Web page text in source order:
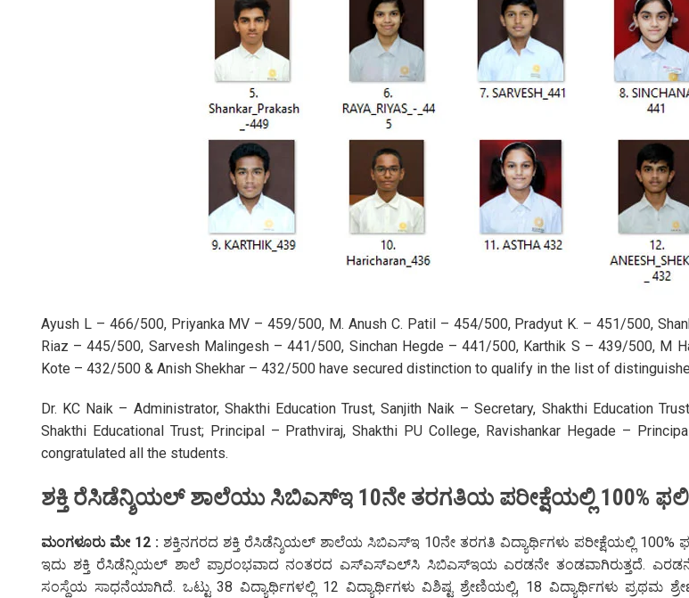
Ayush L – 466/500, Priyanka MV – 459/500, M. Anush C. Patil – 454/500, Pradyut K. – 451/500,
Riaz – 445/500, Sarvesh Malingesh – 441/500, Sinchan Hegde – 441/500, Karthik S – 439/500, M
Kote – 432/500 & Anish Shekhar – 432/500 have secured distinction to qualify in the list of
Dr. KC Naik – Administrator, Shakthi Education Trust, Sanjith Naik – Secretary, Shakthi Education
Shakthi Educational Trust; Principal – Prathviraj, Shakthi PU College, Ravishankar Hegade –
congratulated all the students.
ಶಕ್ತಿ ರೆಸಿಡೆನ್ಶಿಯಲ್ ಶಾಲೆಯು ಸಿಬಿಎಸ್‌ಇ 10ನೇ ತರಗತಿಯ ಪರೀಕ್ಷೆಯಲ್ಲಿ 100%
ಮಂಗಳೂರು ಮೇ 12 : ಶಕ್ತಿನಗರದ ಶಕ್ತಿ ರೆಸಿಡೆನ್ಶಿಯಲ್ ಶಾಲೆಯ ಸಿಬಿಎಸ್‌ಇ 10ನೇ ತರಗತಿ ವಿದ್ಯಾರ್ಥಿಗಳು ಪರೀಕ್ಷೆಯಲ್ಲಿ 100%
ಇದು ಶಕ್ತಿ ರೆಸಿಡೆನ್ಸಿಯಲ್ ಶಾಲೆ ಪ್ರಾರಂಭವಾದ ನಂತರದ ಎಸ್‌ಎಸ್‌ಎಲ್‌ಸಿ ಸಿಬಿಎಸ್‌ಇಯ ಎರಡನೇ ತಂಡವಾಗಿರುತ್ತದೆ.
ಸಂಸ್ಥೆಯ ಸಾಧನೆಯಾಗಿದೆ. ಒಟ್ಟು 38 ವಿದ್ಯಾರ್ಥಿಗಳಲ್ಲಿ 12 ವಿದ್ಯಾರ್ಥಿಗಳು ವಿಶಿಷ್ಟ ಶ್ರೇಣಿಯಲ್ಲಿ, 18 ವಿದ್ಯಾರ್ಥಿಗಳು ಪ್ರಥಮ